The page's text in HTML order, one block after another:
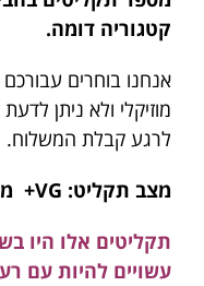
קטגוריה דומה.
אנחנו בוחרים
מוזיקלי ולא ניתן
לרגע קבלת המשלוח.
מצב תקליט: VG+ מצב עטיפה: VG+
תקליטים אלו היו
עשויים להיות עם